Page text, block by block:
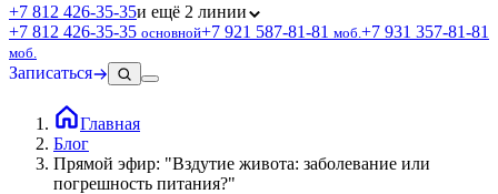
+7 812 426‑35‑35и ещё 2 линии
+7 812 426‑35‑35 основной+7 921 587‑81‑81 моб. +7 931 357‑81‑81
моб.
Записаться
Главная
Блог
Прямой эфир: "Вздутие живота: заболевание или
погрешность питания?"